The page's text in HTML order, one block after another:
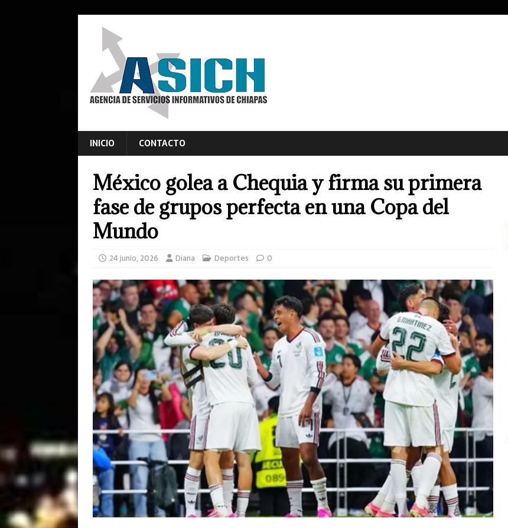
INICIO CONTACTO
México golea a Chequia y firma su primera
fase de grupos perfecta en una Copa del
Mundo
24 junio, 2026 Diana Deportes 0